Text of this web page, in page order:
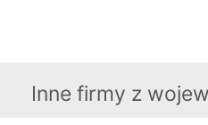
Inne firmy z